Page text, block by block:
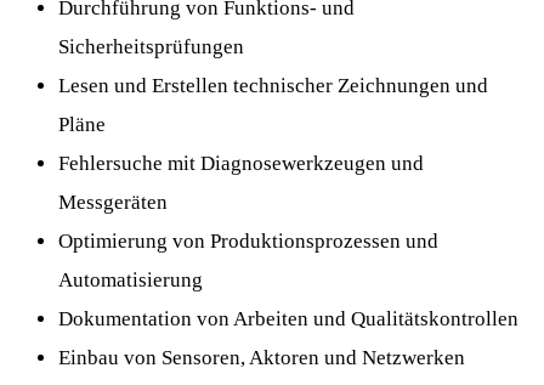
Durchführung von Funktions- und
Sicherheitsprüfungen
Lesen und Erstellen technischer Zeichnungen und
Pläne
Fehlersuche mit Diagnosewerkzeugen und
Messgeräten
Optimierung von Produktionsprozessen und
Automatisierung
Dokumentation von Arbeiten und Qualitätskontrollen
Einbau von Sensoren, Aktoren und Netzwerken